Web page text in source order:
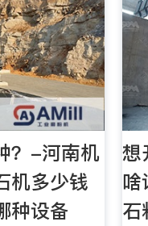
？-河南机
机多少钱
种设备
想
啥
石